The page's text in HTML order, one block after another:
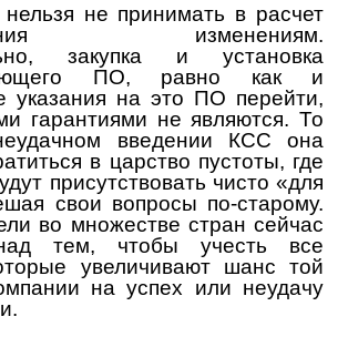
не принимать в расчет
изменениям.
закупка и установка
ПО, равно как и
указания на это ПО перейти,
гарантиями не являются. То
введении КСС она
в царство пустоты, где
присутствовать чисто «для
свои вопросы по-старому.
во множестве стран сейчас
тем, чтобы учесть все
увеличивают шанс той
на успех или неудачу